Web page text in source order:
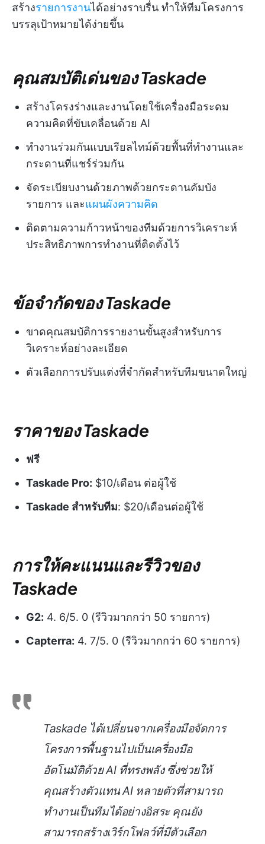
สร้างรายการงานได้อย่างราบรื่น ทำให้ทีมโครงการ
บรรลุเป้าหมายได้ง่ายขึ้น
คุณสมบัติเด่นของ Taskade
สร้างโครงร่างและงานโดยใช้เครื่องมือระดม
ความคิดที่ขับเคลื่อนด้วย AI
ทำงานร่วมกันแบบเรียลไทม์ด้วยพื้นที่ทำงานและ
กระดานที่แชร์ร่วมกัน
จัดระเบียบงานด้วยภาพด้วยกระดานคัมบัง
รายการ และแผนผังความคิด
ติดตามความก้าวหน้าของทีมด้วยการวิเคราะห์
ประสิทธิภาพการทำงานที่ติดตั้งไว้
ข้อจำกัดของ Taskade
ขาดคุณสมบัติการรายงานขั้นสูงสำหรับการ
วิเคราะห์อย่างละเอียด
ตัวเลือกการปรับแต่งที่จำกัดสำหรับทีมขนาดใหญ่
ราคาของ Taskade
ฟรี
Taskade Pro: $10/เดือน ต่อผู้ใช้
Taskade สำหรับทีม: $20/เดือนต่อผู้ใช้
การให้คะแนนและรีวิวของ
Taskade
G2: 4. 6/5. 0 (รีวิวมากกว่า 50 รายการ)
Capterra: 4. 7/5. 0 (รีวิวมากกว่า 60 รายการ)
Taskade ได้เปลี่ยนจากเครื่องมือจัดการ
โครงการพื้นฐานไปเป็นเครื่องมือ
อัตโนมัติด้วย AI ที่ทรงพลัง ซึ่งช่วยให้
คุณสร้างตัวแทน AI หลายตัวที่สามารถ
ทำงานเป็นทีมได้อย่างอิสระ คุณยัง
สามารถสร้างเวิร์กโฟลว์ที่มีตัวเลือก